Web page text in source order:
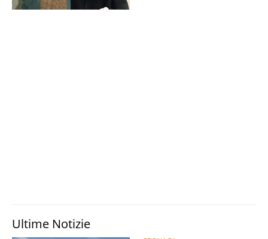
Ultime Notizie